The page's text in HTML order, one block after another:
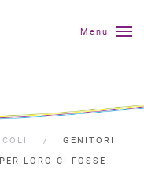
Menu
GENITORI
LORO CI FOSSE